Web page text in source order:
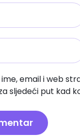
email i web
sljedeći put kad